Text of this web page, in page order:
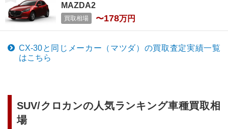
MAZDA2
買取相場 〜178万円
CX-30と同じメーカー（ マツダ）の買取査定実績一覧
はこちら
SUV/クロカンの人気ランキング車種買取相
場